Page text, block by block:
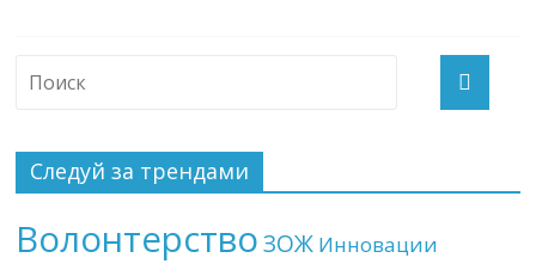
Следуй за трендами
Волонтерство ЗОЖ Инновации